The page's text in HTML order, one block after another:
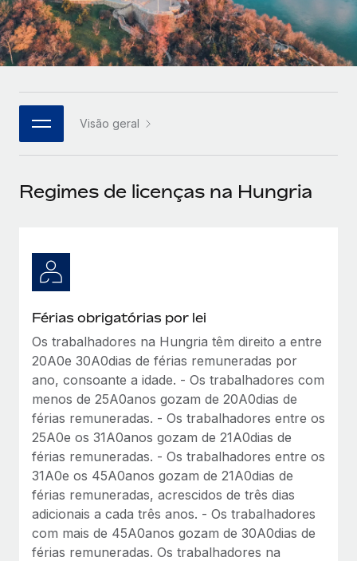
Português (Portugal)
日本語
한국어
中文（简体）
Visão geral
Regimes de licenças na Hungria
Férias obrigatórias por lei
Os trabalhadores na Hungria têm direito a entre
20A0e 30A0dias de férias remuneradas por
ano, consoante a idade. - Os trabalhadores com
menos de 25A0anos gozam de 20A0dias de
férias remuneradas. - Os trabalhadores entre os
25A0e os 31A0anos gozam de 21A0dias de
férias remuneradas. - Os trabalhadores entre os
31A0e os 45A0anos gozam de 21A0dias de
férias remuneradas, acrescidos de três dias
adicionais a cada três anos. - Os trabalhadores
com mais de 45A0anos gozam de 30A0dias de
férias remuneradas. Os trabalhadores na